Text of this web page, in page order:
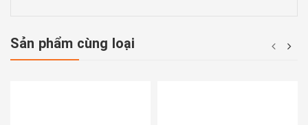
Sản phẩm cùng loại